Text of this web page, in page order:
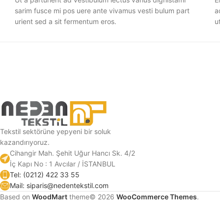
sarim fusce mi pos uere ante vivamus vesti bulum part
urient sed a sit fermentum eros.
Tekstil sektörüne yepyeni bir soluk
kazandırıyoruz.
Cihangir Mah. Şehit Uğur Hancı Sk. 4/2
İç Kapı No : 1 Avcılar / İSTANBUL
Tel: (0212) 422 33 55
Mail: siparis@nedentekstil.com
Based on WoodMart theme© 2026 WooCommerce Themes.